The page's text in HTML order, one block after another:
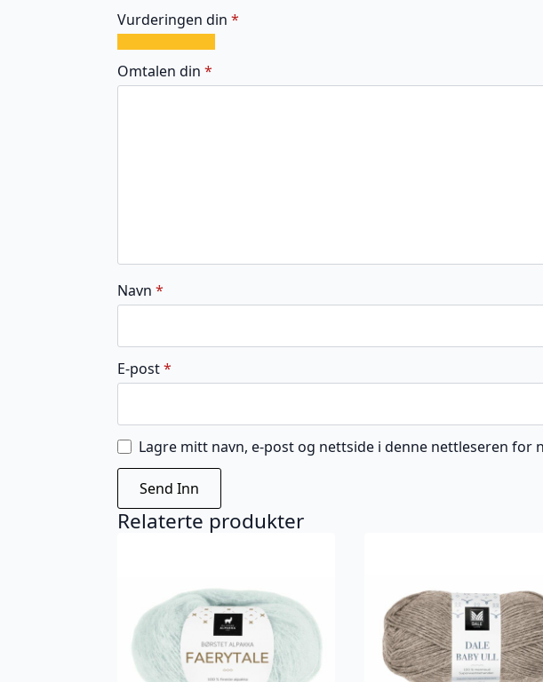
Vurderingen din *
av
5
av
5
av
5
av
5
av
5
Omtalen din *
Navn *
E-post*
Lagre mitt navn, e-post og nettside i denne nettleseren for
Relaterte produkter